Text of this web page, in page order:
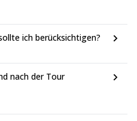
ich berücksichtigen?
nach der Tour